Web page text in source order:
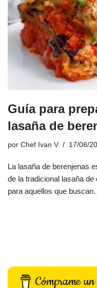
Guía para
lasaña de
por Chef Ivan V 17/08/
La lasaña de berenjenas
de la tradicional lasaña
para aquellos que
Cómprame